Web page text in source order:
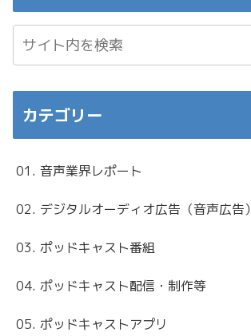
カテゴリー
01. 音声業界レポート
02. デジタルオーディオ広告（音声広告）
03. ポッドキャスト番組
04. ポッドキャスト配信・制作等
05. ポッドキャストアプリ